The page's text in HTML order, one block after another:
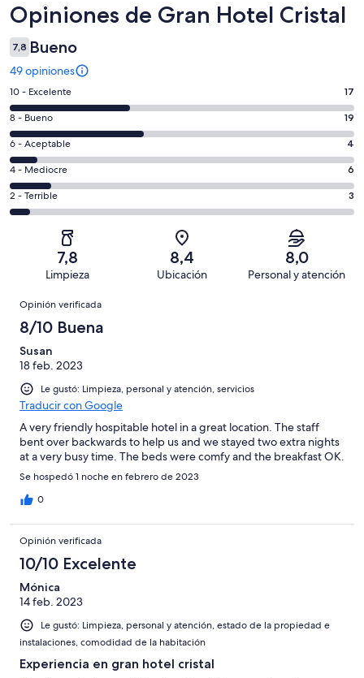
Opiniones
Opiniones de Gran Hotel Cristal
7,8 Bueno
49 opiniones
Evaluación:
10
-
Excelente.
17
de
49
opiniones
10 - Excelente 17
Evaluación:
8
-
Bueno.
19
de
opiniones
8 - Bueno 19
Evaluación:
6
-
Aceptable.
4
opiniones
6 - Aceptable 4
Evaluación:
4
-
4 - Mediocre 6
Evaluación:
2
49
opiniones
2 - Terrible 3
7,8
Limpieza
8,4
Ubicación
8,0
Personal y atención
Opiniones
Opinión verificada
8/10 Buena
Susan
18 feb. 2023
Le gustó: Limpieza, personal y atención, servicios
Traducir con Google
A very friendly hospitable hotel in a great location. The staff
bent over backwards to help us and we stayed two extra nights
at a very busy time. The beds were comfy and the breakfast OK.
Se hospedó 1 noche en febrero de 2023
0
Opinión verificada
10/10 Excelente
Mónica
14 feb. 2023
Le gustó: Limpieza, personal y atención, estado de la propiedad e
instalaciones, comodidad de la habitación
Experiencia en gran hotel cristal